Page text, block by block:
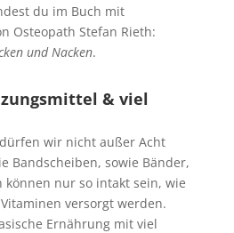
du im Buch mit
Osteopath Stefan Rieth:
und Nacken.
& viel
wir nicht außer Acht
Bandscheiben, sowie Bänder,
können nur so intakt sein, wie
versorgt werden.
Ernährung mit viel